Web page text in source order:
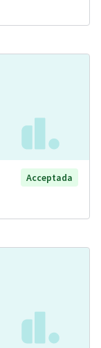
Acceptada